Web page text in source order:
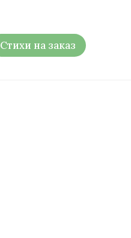
Стихи на заказ